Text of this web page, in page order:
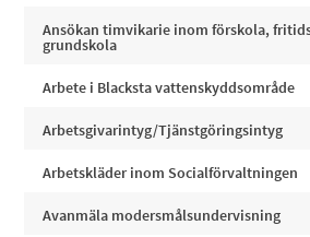
Ansökan timvikarie inom förskola,
grundskola
Arbete i Blacksta vattenskyddsområde
Arbetsgivarintyg/Tjänstgöringsintyg
Arbetskläder inom Socialförvaltningen
Avanmäla modersmålsundervisning